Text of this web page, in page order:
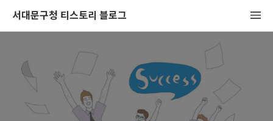
서대문구청 티스토리 블로그